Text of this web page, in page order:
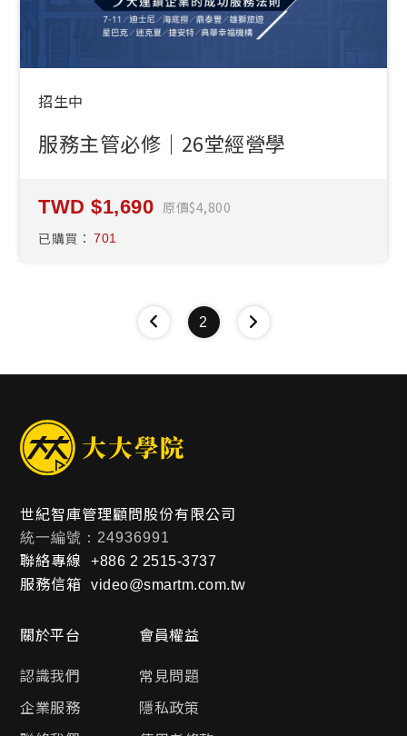
招生中
服務主管必修｜26堂經營學
1,690 原價 4,800
已購買： 701
2
世紀智庫管理顧問股份有限公司
統一編號：24936991
聯絡專線 +886 2 2515-3737
服務信箱 video@smartm.com.tw
關於平台
認識我們
企業服務
會員權益
常見問題
隱私政策